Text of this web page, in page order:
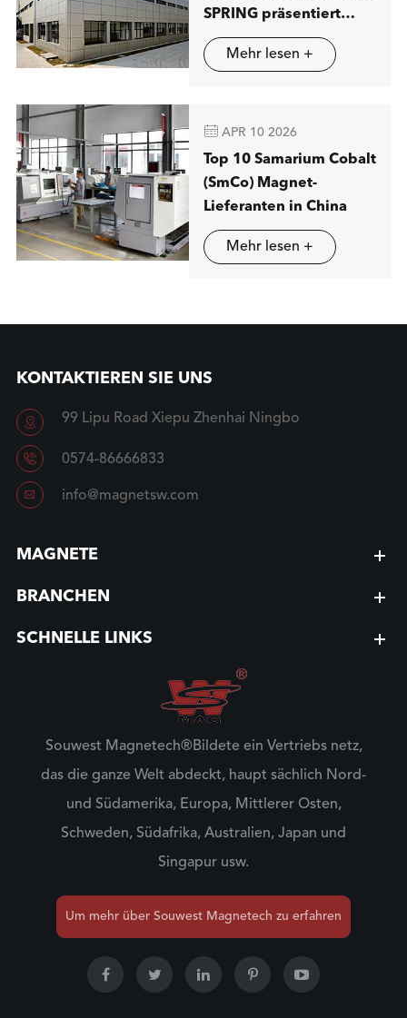
SPRING präsentiert
fortschritt liche
Lösungen für
Mehr lesen +
 APR 10 2026
Top 10 Samarium Cobalt
(SmCo) Magnet-
Lieferanten in China
Mehr lesen +
KONTAKTIEREN SIE UNS
 99 Lipu Road Xiepu Zhenhai Ningbo
 0574-86666833
 info@magnetsw.com
MAGNETE
BRANCHEN
SCHNELLE LINKS
Souwest Magnetech®Bildete ein Vertriebs netz,
das die ganze Welt abdeckt, haupt sächlich Nord-
und Südamerika, Europa, Mittlerer Osten,
Schweden, Südafrika, Australien, Japan und
Singapur usw.
Um mehr über Souwest Magnetech zu erfahren